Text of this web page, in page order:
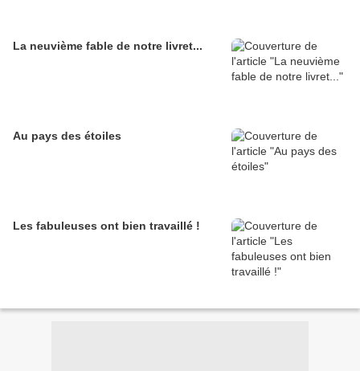
La neuvième fable de notre livret...
Au pays des étoiles
Les fabuleuses ont bien travaillé !